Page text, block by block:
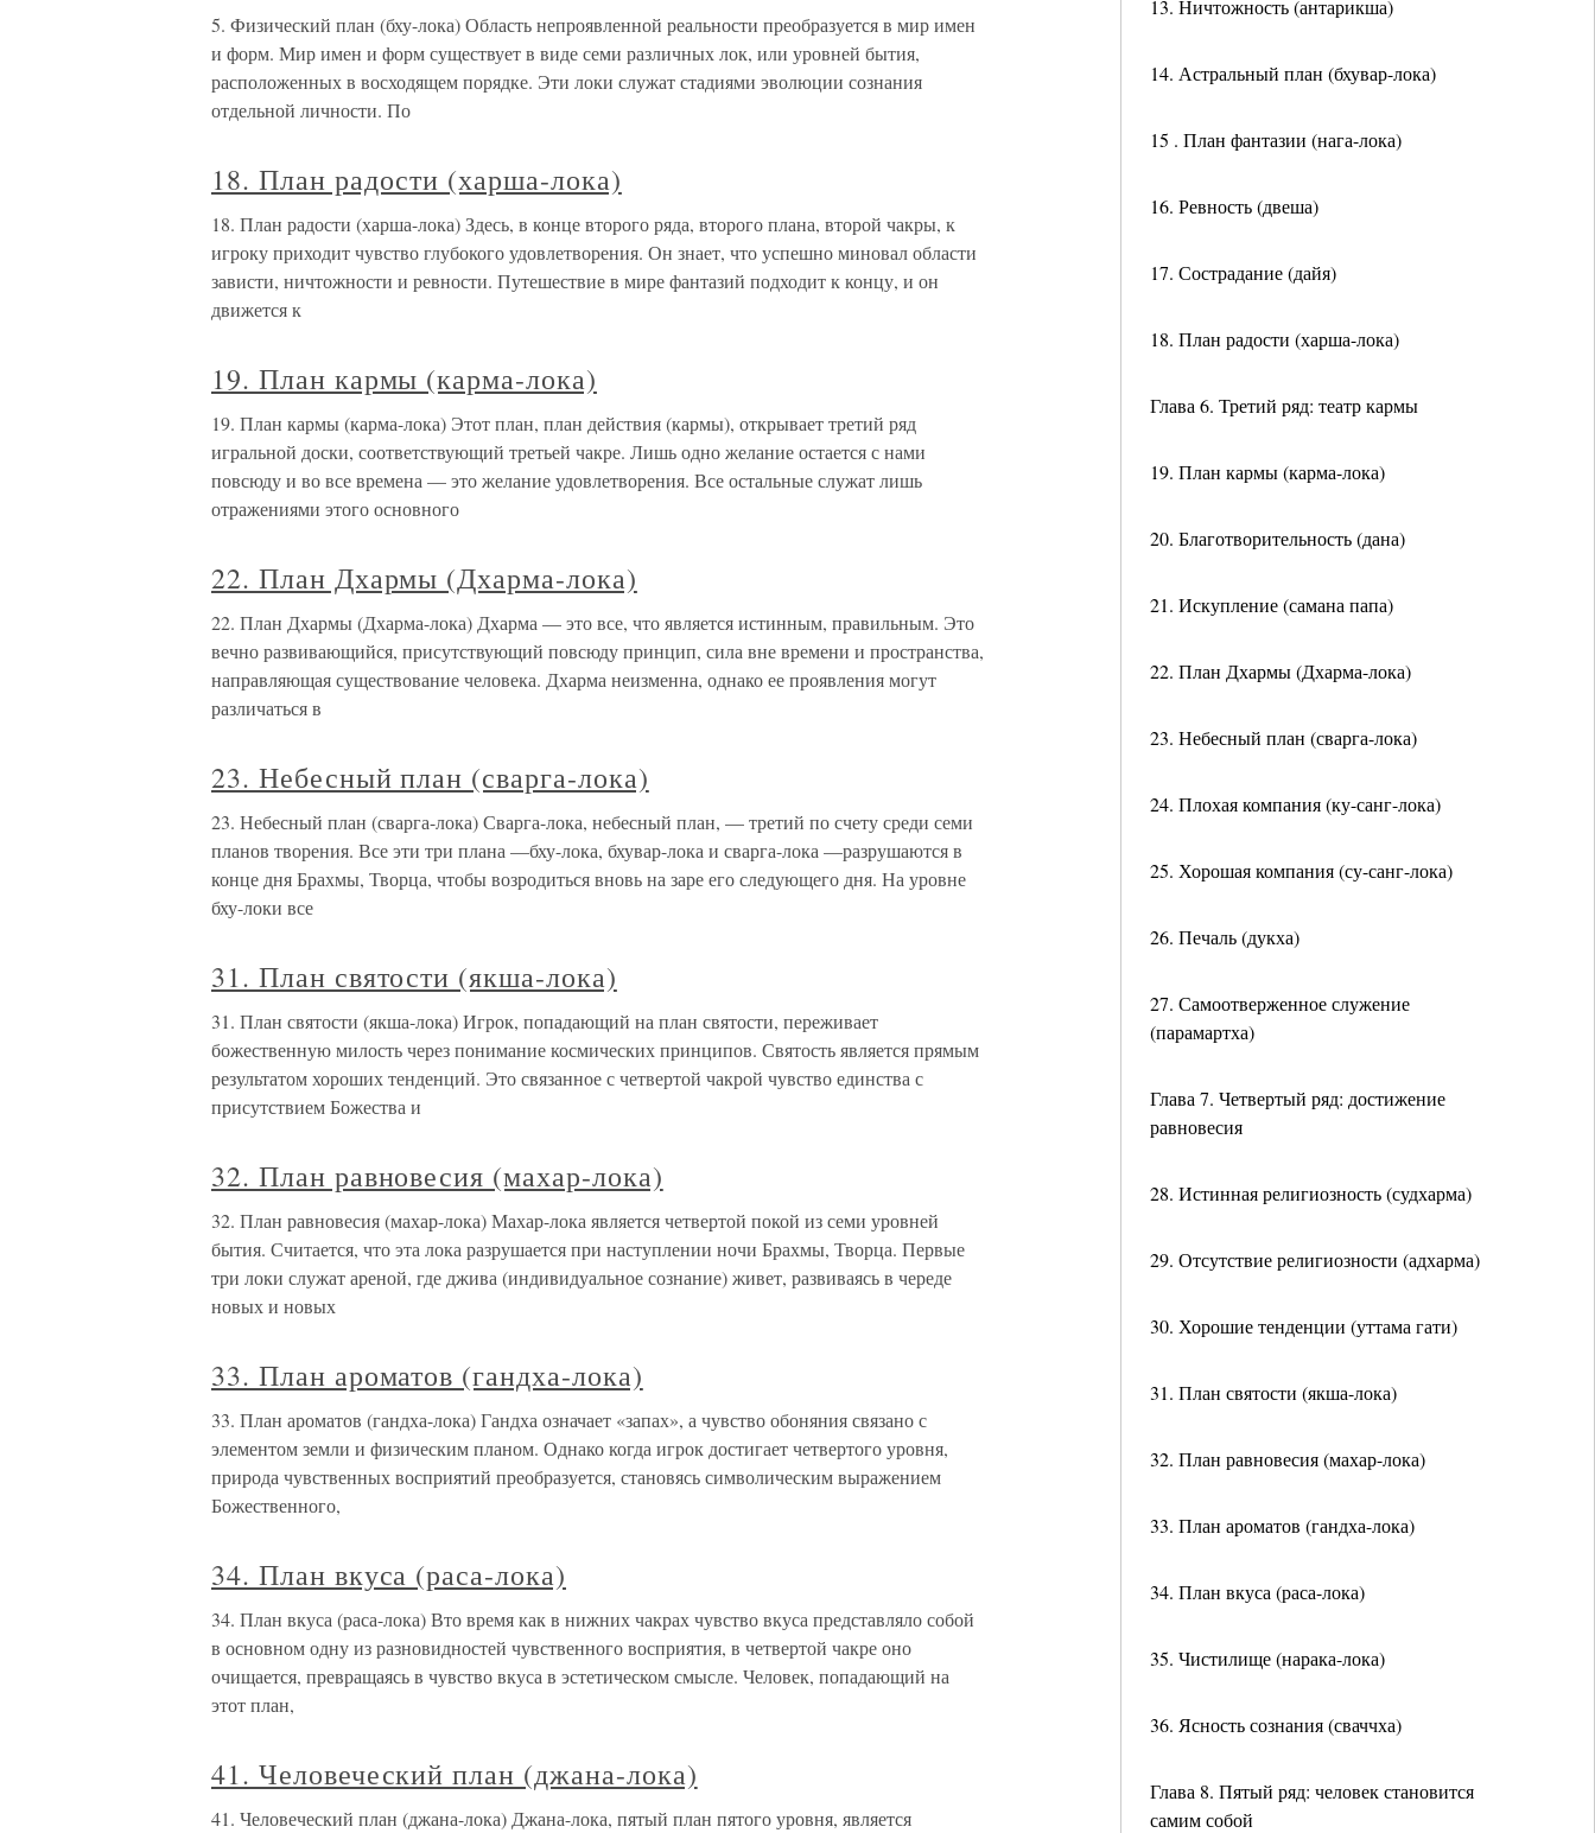
13. Ничтожность (антарикша)
14. Астральный план (бхувар-лока)
15 . План фантазии (нага-лока)
16. Ревность (двеша)
17. Сострадание (дайя)
18. План радости (харша-лока)
Глава 6. Третий ряд: театр кармы
19. План кармы (карма-лока)
20. Благотворительность (дана)
21. Искупление (самана папа)
22. План Дхармы (Дхарма-лока)
23. Небесный план (сварга-лока)
24. Плохая компания (ку-санг-лока)
25. Хорошая компания (су-санг-лока)
26. Печаль (дукха)
27. Самоотверженное служение
(парамартха)
Глава 7. Четвертый ряд: достижение
равновесия
28. Истинная религиозность (судхарма)
29. Отсутствие религиозности (адхарма)
30. Хорошие тенденции (уттама гати)
31. План святости (якша-лока)
32. План равновесия (махар-лока)
33. План ароматов (гандха-лока)
34. План вкуса (раса-лока)
35. Чистилище (нарака-лока)
36. Ясность сознания (сваччха)
Глава 8. Пятый ряд: человек становится
самим собой
5. Физический план (бху-лока) Область непроявленной реальности преобразуется в мир имен
и форм. Мир имен и форм существует в виде семи различных лок, или уровней бытия,
расположенных в восходящем порядке. Эти локи служат стадиями эволюции сознания
отдельной личности. По
18. План радости (харша-лока)
18. План радости (харша-лока) Здесь, в конце второго ряда, второго плана, второй чакры, к
игроку приходит чувство глубокого удовлетворения. Он знает, что успешно миновал области
зависти, ничтожности и ревности. Путешествие в мире фантазий подходит к концу, и он
движется к
19. План кармы (карма-лока)
19. План кармы (карма-лока) Этот план, план действия (кармы), открывает третий ряд
игральной доски, соответствующий третьей чакре. Лишь одно желание остается с нами
повсюду и во все времена — это желание удовлетворения. Все остальные служат лишь
отражениями этого основного
22. План Дхармы (Дхарма-лока)
22. План Дхармы (Дхарма-лока) Дхарма — это все, что является истинным, правильным. Это
вечно развивающийся, присутствующий повсюду принцип, сила вне времени и пространства,
направляющая существование человека. Дхарма неизменна, однако ее проявления могут
различаться в
23. Небесный план (сварга-лока)
23. Небесный план (сварга-лока) Сварга-лока, небесный план, — третий по счету среди семи
планов творения. Все эти три плана —бху-лока, бхувар-лока и сварга-лока —разрушаются в
конце дня Брахмы, Творца, чтобы возродиться вновь на заре его следующего дня. На уровне
бху-локи все
31. План святости (якша-лока)
31. План святости (якша-лока) Игрок, попадающий на план святости, переживает
божественную милость через понимание космических принципов. Святость является прямым
результатом хороших тенденций. Это связанное с четвертой чакрой чувство единства с
присутствием Божества и
32. План равновесия (махар-лока)
32. План равновесия (махар-лока) Махар-лока является четвертой покой из семи уровней
бытия. Считается, что эта лока разрушается при наступлении ночи Брахмы, Творца. Первые
три локи служат ареной, где джива (индивидуальное сознание) живет, развиваясь в череде
новых и новых
33. План ароматов (гандха-лока)
33. План ароматов (гандха-лока) Гандха означает «запах», а чувство обоняния связано с
элементом земли и физическим планом. Однако когда игрок достигает четвертого уровня,
природа чувственных восприятий преобразуется, становясь символическим выражением
Божественного,
34. План вкуса (раса-лока)
34. План вкуса (раса-лока) Вто время как в нижних чакрах чувство вкуса представляло собой
в основном одну из разновидностей чувственного восприятия, в четвертой чакре оно
очищается, превращаясь в чувство вкуса в эстетическом смысле. Человек, попадающий на
этот план,
41. Человеческий план (джана-лока)
41. Человеческий план (джана-лока) Джана-лока, пятый план пятого уровня, является